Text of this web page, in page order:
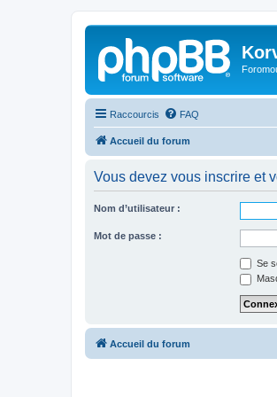
Raccourcis FAQ
Accueil du forum
Vous devez vous inscrire et
Nom d’utilisateur :
Mot de passe :
Se
Accueil du forum